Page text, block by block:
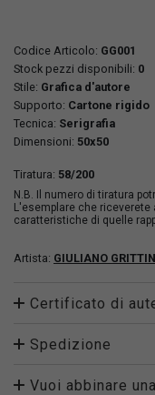
Codice Articolo: GG001
Stock pezzi disponibili: 0
Stile: Grafica d'autore
Supporto: Cartone rigido
Tecnica: Serigrafia
Dimensioni: 50x50
Tiratura: 58/200
N.B. Il numero di tiratura
L'esemplare che
caratteristiche di quelle
Artista: GIULIANO
Certificato di
Spedizione
Vuoi abbinare